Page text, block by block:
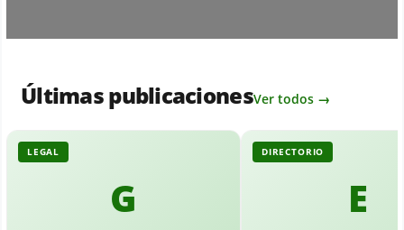
Últimas publicacionesVer todos →
G
LEGAL
E
DIRECTORIO